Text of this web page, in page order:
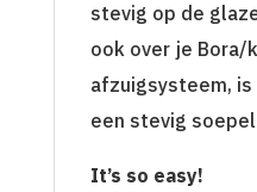
stevig op de
ook over je
afzuigsysteem, is
een stevig
It’s so easy!